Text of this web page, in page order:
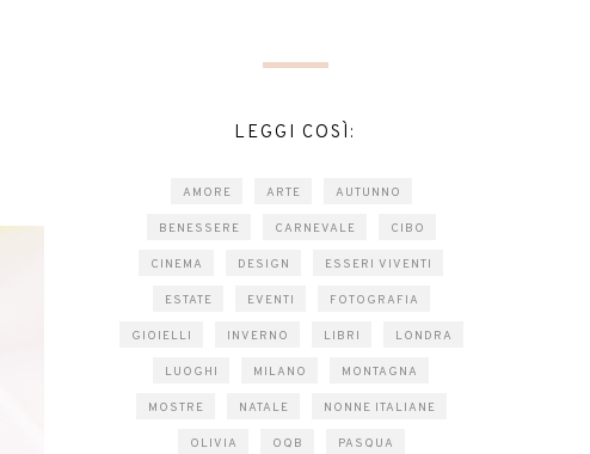
LEGGI COSÌ:
AMORE ARTE AUTUNNO
BENESSERE CARNEVALE CIBO
CINEMA DESIGN ESSERI VIVENTI
ESTATE EVENTI FOTOGRAFIA
GIOIELLI INVERNO LIBRI LONDRA
LUOGHI MILANO MONTAGNA
MOSTRE NATALE NONNE ITALIANE
OLIVIA OQB PASQUA